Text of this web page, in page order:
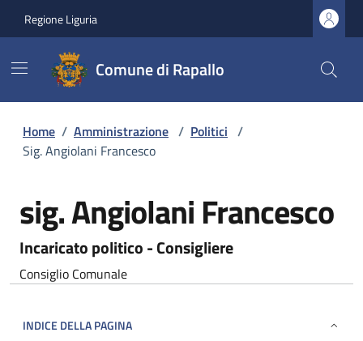
Regione Liguria
Comune di Rapallo
Home / Amministrazione / Politici /
Sig. Angiolani Francesco
sig. Angiolani Francesco
Incaricato politico - Consigliere
Consiglio Comunale
INDICE DELLA PAGINA